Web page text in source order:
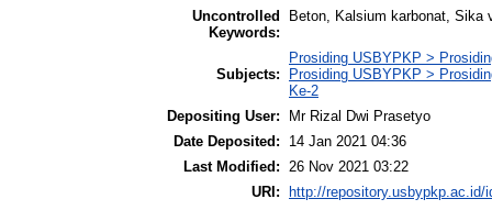
Uncontrolled
Keywords:
Beton, Kalsium karbonat, Sika
Subjects:
Prosiding USBYPKP >
Prosiding USBYPKP >
Ke-2
Depositing User:
Mr Rizal Dwi Prasetyo
Date Deposited:
14 Jan 2021 04:36
Last Modified:
26 Nov 2021 03:22
URI:
http://repository.usbypkp.ac.id/